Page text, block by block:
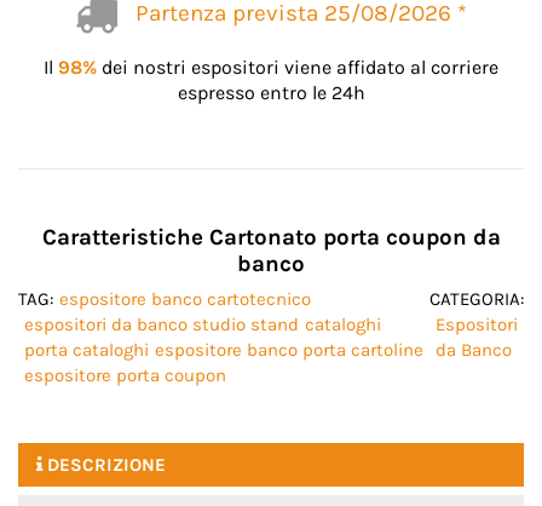
Partenza prevista 25/08/2026 *
Il 98% dei nostri espositori viene affidato al corriere
espresso entro le 24h
Caratteristiche Cartonato porta coupon da
banco
TAG: espositore banco cartotecnico
espositori da banco studio stand cataloghi
porta cataloghi espositore banco porta cartoline
espositore porta coupon
CATEGORIA:
Espositori
da Banco
DESCRIZIONE